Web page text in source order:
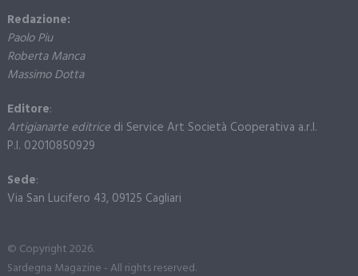
Redazione:
Paolo Piu
Roberta Manca
Massimo Dotta
Editore:
Artigianarte editricedi Service Art Società Cooperativa a.r.l.
P.I. 02010850929
Sede:
Via San Lucifero 43, 09125 Cagliari
© Copyright 2026.
Sardegna Magazine - All rights reserved.